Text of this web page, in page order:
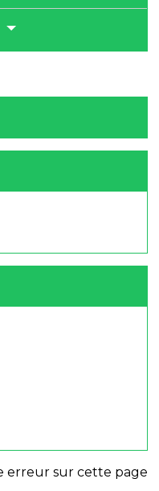
erreur sur cette page